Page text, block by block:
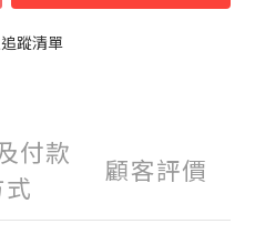
蹤清單
付款
顧客評價